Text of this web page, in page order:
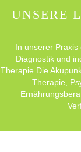
UNSERE
In unserer Praxis
Diagnostik und
Therapie.Die
Therapie,